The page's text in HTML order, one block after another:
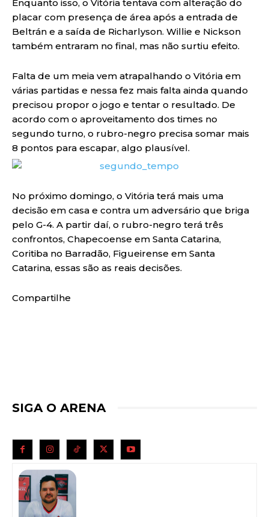
Enquanto isso, o Vitória tentava com alteração do
placar com presença de área após a entrada de
Beltrán e a saída de Richarlyson. Willie e Nickson
também entraram no final, mas não surtiu efeito.
Falta de um meia vem atrapalhando o Vitória em
várias partidas e nessa fez mais falta ainda quando
precisou propor o jogo e tentar o resultado. De
acordo com o aproveitamento dos times no
segundo turno, o rubro-negro precisa somar mais
8 pontos para escapar, algo plausível.
No próximo domingo, o Vitória terá mais uma
decisão em casa e contra um adversário que briga
pelo G-4. A partir daí, o rubro-negro terá três
confrontos, Chapecoense em Santa Catarina,
Coritiba no Barradão, Figueirense em Santa
Catarina, essas são as reais decisões.
Compartilhe
SIGA O ARENA